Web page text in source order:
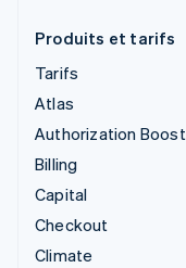
Produits et tarifs
Tarifs
Atlas
Authorization Boost
Billing
Capital
Checkout
Climate